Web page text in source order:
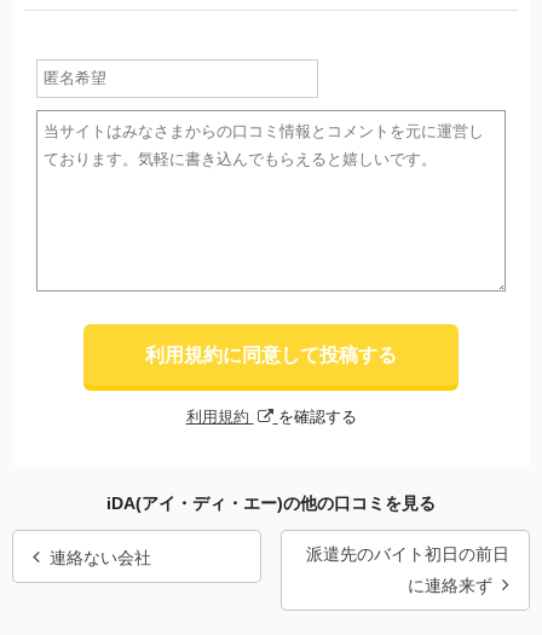
利用規約に同意して投稿する
利用規約 を確認する
iDA(アイ・ディ・エー)の他の口コミを見る
連絡ない会社
派遣先のバイト初日の前日
に連絡来ず